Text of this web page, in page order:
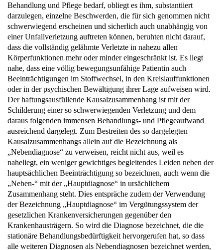
Behandlung und Pflege bedarf, obliegt es ihm, substantiiert
darzulegen, einzelne Beschwerden, die für sich genommen nicht
schwerwiegend erscheinen und sicherlich auch unabhängig von
einer Unfallverletzung auftreten können, beruhten nicht darauf,
dass die vollständig gelähmte Verletzte in nahezu allen
Körperfunktionen mehr oder minder eingeschränkt ist. Es liegt
nahe, dass eine völlig bewegungsunfähige Patientin auch
Beeinträchtigungen im Stoffwechsel, in den Kreislauffunktionen
oder in der psychischen Bewältigung ihrer Lage aufweisen wird.
Der haftungsausfüllende Kausalzusammenhang ist mit der
Schilderung einer so schwerwiegenden Verletzung und dem
daraus folgenden immensen Behandlungs- und Pflegeaufwand
ausreichend dargelegt. Zum Bestreiten des so dargelegten
Kausalzusammenhangs allein auf die Bezeichnung als
„Nebendiagnose“ zu verweisen, reicht nicht aus, weil es
naheliegt, ein weniger gewichtiges begleitendes Leiden neben der
hauptsächlichen Beeinträchtigung so bezeichnen, auch wenn die
„Neben-“ mit der „Hauptdiagnose“ in ursächlichem
Zusammenhang steht. Dies entspräche zudem der Verwendung
der Bezeichnung „Hauptdiagnose“ im Vergütungssystem der
gesetzlichen Krankenversicherungen gegenüber den
Krankenhausträgern. So wird die Diagnose bezeichnet, die die
stationäre Behandlungsbedürftigkeit hervorgerufen hat, so dass
alle weiteren Diagnosen als Nebendiagnosen bezeichnet werden,